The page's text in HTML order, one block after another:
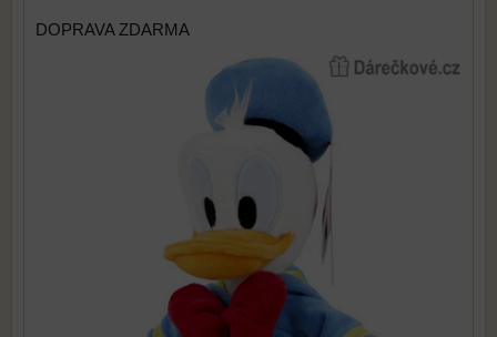
DOPRAVA ZDARMA